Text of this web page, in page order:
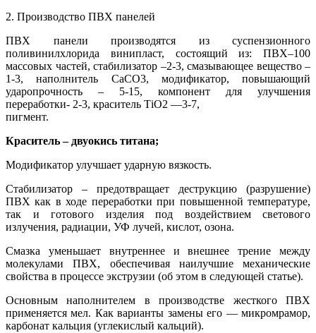
2. Производство ПВХ панелей
ПВХ панели производятся из суспензионного
поливинилхлорида винипласт, состоящий из: ПВХ–100
массовых частей, стабилизатор –2-3, смазывающее вещество –
1-3, наполнитель СаСО3, модификатор, повышающий
ударопрочность – 5-15, компонент для улучшения
переработки- 2-3, краситель ТiO2 —3-7,
пигмент.
Краситель – двуокись титана;
Модификатор улучшает ударную вязкость.
Стабилизатор – предотвращает деструкцию (разрушение)
ПВХ как в ходе переработки при повышенной температуре,
так и готового изделия под воздействием светового
излучения, радиации, УФ лучей, кислот, озона.
Смазка уменьшает внутреннее и внешнее трение между
молекулами ПВХ, обеспечивая наилучшие механические
свойства в процессе экструзии (об этом в следующей статье).
Основным наполнителем в производстве жесткого ПВХ
применяется мел. Как варианты замены его — микромрамор,
карбонат кальция (углекислый кальций).